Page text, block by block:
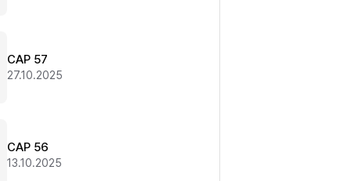
CAP 57
27.10.2025
CAP 56
13.10.2025